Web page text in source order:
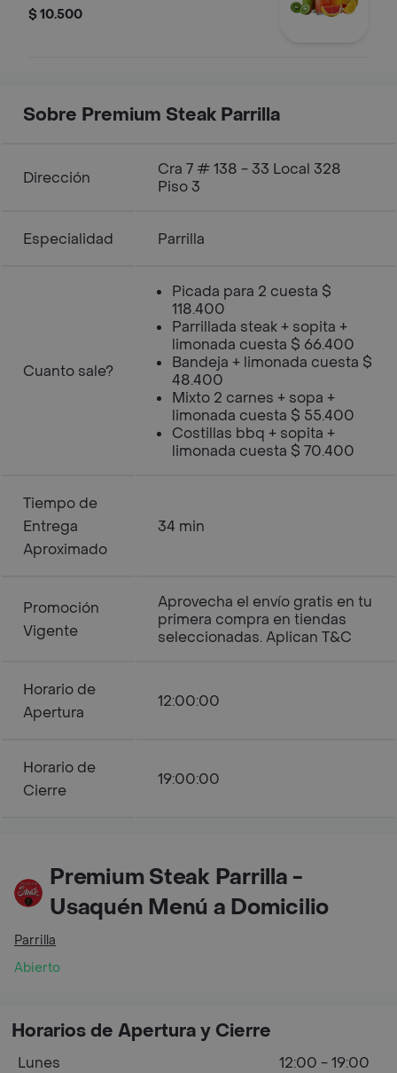
$ 10.500
Sobre Premium Steak Parrilla
Dirección
Cra 7 # 138 - 33 Local 328
Piso 3
Especialidad Parrilla
Cuanto sale?
Picada para 2 cuesta $
118.400
Parrillada steak + sopita +
limonada cuesta $ 66.400
Bandeja + limonada cuesta $
48.400
Mixto 2 carnes + sopa +
limonada cuesta $ 55.400
Costillas bbq + sopita +
limonada cuesta $ 70.400
Tiempo de
Entrega
Aproximado
34 min
Promoción
Vigente
Aprovecha el envío gratis en tu
primera compra en tiendas
seleccionadas. Aplican T&C
Horario de
Apertura
12:00:00
Horario de
Cierre
19:00:00
Premium Steak Parrilla -
Usaquén Menú a Domicilio
Parrilla
Abierto
Horarios de Apertura y Cierre
Lunes
12:00 - 19:00